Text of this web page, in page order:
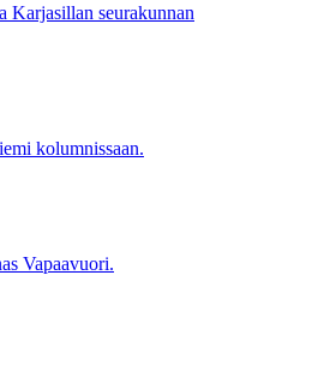
Karjasillan seurakunnan
kolumnissaan.
Vapaavuori.